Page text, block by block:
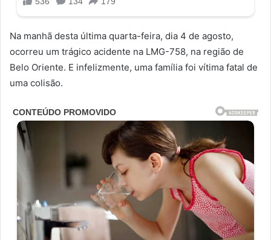
Na manhã desta última quarta-feira, dia 4 de agosto,
ocorreu um trágico acidente na LMG-758, na região de
Belo Oriente. E infelizmente, uma família foi vítima fatal de
uma colisão.